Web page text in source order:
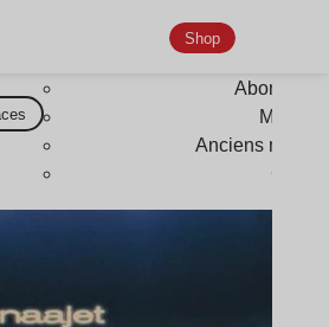
Shop
Anciens